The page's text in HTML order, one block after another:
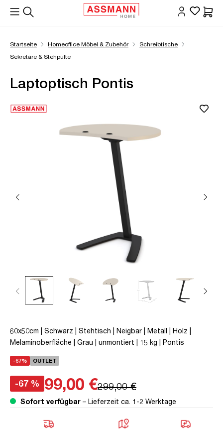
springen
Startseite Homeoffice Möbel & Zubehör
Schreibtische
Sekretäre & Stehpulte
Laptoptisch Pontis
60x50cm | Schwarz | Stehtisch | Neigbar | Metall | Holz |
Melaminoberfläche | Grau | unmontiert | 15 kg | Pontis
-67% OUTLET
-67 % 99,00 €299,00 €
Sofort verfügbar – Lieferzeit ca. 1-2 Werktage